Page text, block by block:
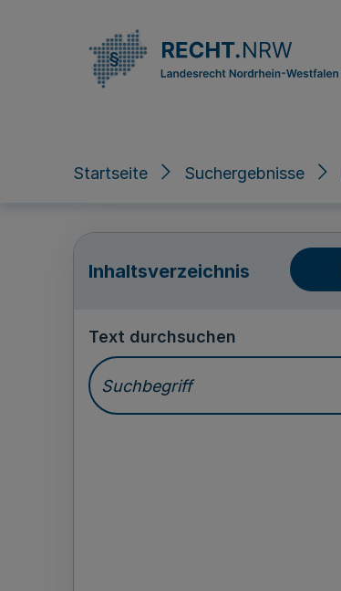
Startseite Suchergebnisse
Inhaltsverzeichnis
Text durchsuchen